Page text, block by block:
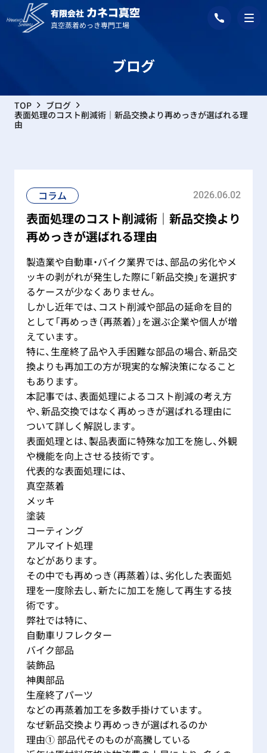
ブログ
TOP
ブログ
表面処理のコスト削減術｜新品交換より再めっきが選ばれる理
由
コラム 2026.06.02
表面処理のコスト削減術｜新品交換より
再めっきが選ばれる理由
製造業や自動車・バイク業界では、部品の劣化やメ
ッキの剥がれが発生した際に「新品交換」を選択す
るケースが少なくありません。
しかし近年では、コスト削減や部品の延命を目的
として「再めっき（再蒸着）」を選ぶ企業や個人が増
えています。
特に、生産終了品や入手困難な部品の場合、新品交
換よりも再加工の方が現実的な解決策になること
もあります。
本記事では、表面処理によるコスト削減の考え方
や、新品交換ではなく再めっきが選ばれる理由に
ついて詳しく解説します。
表面処理とは、製品表面に特殊な加工を施し、外観
や機能を向上させる技術です。
代表的な表面処理には、
真空蒸着
メッキ
塗装
コーティング
アルマイト処理
などがあります。
その中でも再めっき（再蒸着）は、劣化した表面処
理を一度除去し、新たに加工を施して再生する技
術です。
弊社では特に、
自動車リフレクター
バイク部品
装飾品
神輿部品
生産終了パーツ
などの再蒸着加工を多数手掛けています。
なぜ新品交換より再めっきが選ばれるのか
理由① 部品代そのものが高騰している